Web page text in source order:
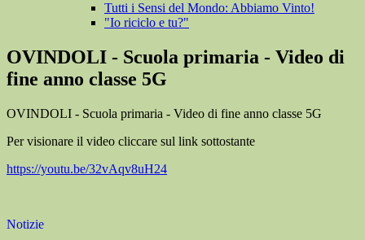
Tutti i Sensi del Mondo: Abbiamo Vinto!
"Io riciclo e tu?"
OVINDOLI - Scuola primaria - Video di
fine anno classe 5G
OVINDOLI - Scuola primaria - Video di fine anno classe 5G
Per visionare il video cliccare sul link sottostante
https://youtu.be/32vAqv8uH24
Notizie